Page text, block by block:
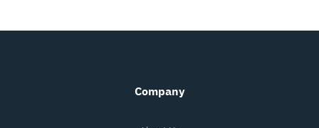
Company